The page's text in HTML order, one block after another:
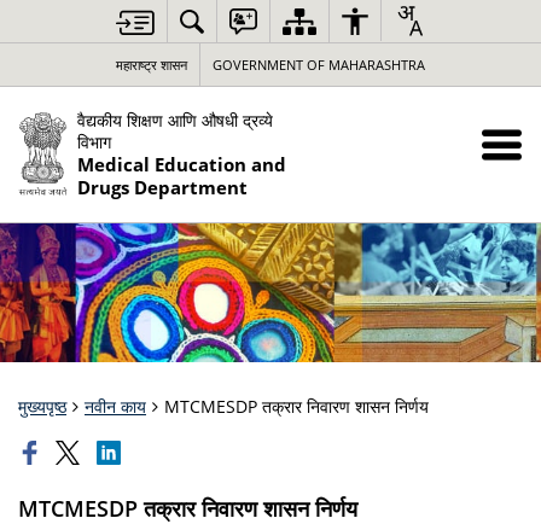
महाराष्ट्र शासन GOVERNMENT OF MAHARASHTRA
वैद्यकीय शिक्षण आणि औषधी द्रव्ये
विभाग
Medical Education and
Drugs Department
मुख्यपृष्ठ नवीन काय MTCMESDP तक्रार निवारण शासन निर्णय
MTCMESDP तक्रार निवारण शासन निर्णय